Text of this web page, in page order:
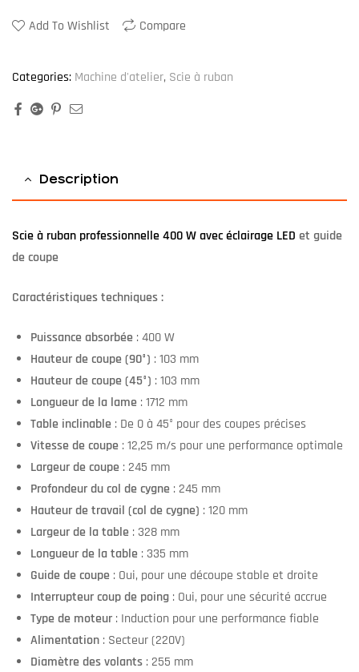
Add To Wishlist Compare
Categories: Machine d'atelier, Scie à ruban
Facebook
Google+Pinterest
Description
Scie à ruban professionnelle 400 W avec éclairage LED et guide
de coupe
Caractéristiques techniques :
Puissance absorbée : 400 W
Hauteur de coupe (90°) : 103 mm
Hauteur de coupe (45°) : 103 mm
Longueur de la lame : 1712 mm
Table inclinable : De 0 à 45° pour des coupes précises
Vitesse de coupe : 12,25 m/s pour une performance optimale
Largeur de coupe : 245 mm
Profondeur du col de cygne : 245 mm
Hauteur de travail (col de cygne) : 120 mm
Largeur de la table : 328 mm
Longueur de la table : 335 mm
Guide de coupe : Oui, pour une découpe stable et droite
Interrupteur coup de poing: Oui, pour une sécurité accrue
Type de moteur: Induction pour une performance fiable
Alimentation: Secteur (220V)
Diamètre des volants: 255 mm